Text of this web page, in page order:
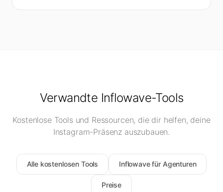
Verwandte Inflowave-Tools
Kostenlose Tools und Ressourcen, die dir helfen, deine
Instagram-Präsenz auszubauen.
Alle kostenlosen Tools Inflowave für Agenturen
Preise